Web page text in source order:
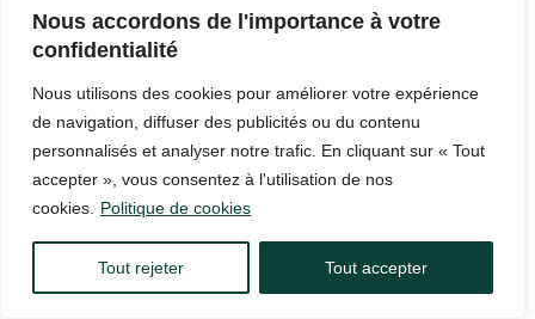
Nous accordons de l'importance à votre
confidentialité
Nous utilisons des cookies pour améliorer votre expérience
de navigation, diffuser des publicités ou du contenu
personnalisés et analyser notre trafic. En cliquant sur « Tout
accepter », vous consentez à l'utilisation de nos
cookies.
Politique de cookies
Tout rejeter Tout accepter
Faites de chaque bouchée un délice
N’oubliez pas que la préparation et la cuisson de la côte de
bœuf au four demandent un peu de temps et d’attention,
mais le résultat en vaut largement la peine. Soyez créatif
avec les accompagnements et les assaisonnements, et